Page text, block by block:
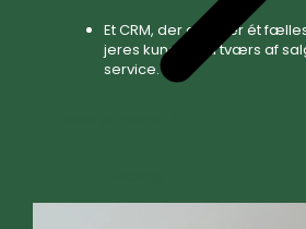
Et CRM, der giver jer ét
jeres kunder på tværs af
service.